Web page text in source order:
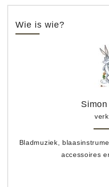
Wie is wie?
Bladmuziek,
accessoires